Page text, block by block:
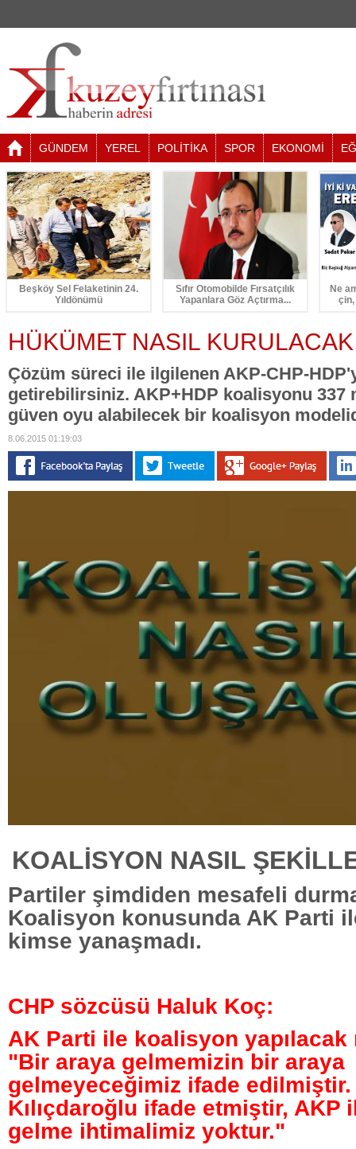
GÜNDEM YEREL POLİTİKA SPOR EKONOMİ
Beşköy Sel Felaketinin 24.
Yıldönümü
Sıfır Otomobilde Fırsatçılık
Yapanlara Göz Açtırma...
Ne
HÜKÜMET NASIL KURULACAK
Çözüm süreci ile ilgilenen AKP-CHP-
getirebilirsiniz. AKP+HDP koalisyonu 337
güven oyu alabilecek bir koalisyon
8.06.2015 01:19:03
KOALİSYON NASIL
Partiler şimdiden mesafeli
Koalisyon konusunda AK Parti
kimse yanaşmadı.
CHP sözcüsü Haluk Koç:
AK Parti ile koalisyon yapılacak
"Bir araya gelmemizin bir araya
gelmeyeceğimiz ifade edilmiştir.
Kılıçdaroğlu ifade etmiştir, AKP
gelme ihtimalimiz yoktur."